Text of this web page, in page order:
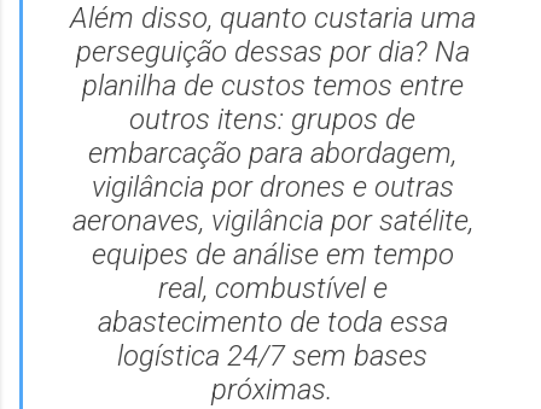
Além disso, quanto custaria uma
perseguição dessas por dia? Na
planilha de custos temos entre
outros itens: grupos de
embarcação para abordagem,
vigilância por drones e outras
aeronaves, vigilância por satélite,
equipes de análise em tempo
real, combustível e
abastecimento de toda essa
logística 24/7 sem bases
próximas.